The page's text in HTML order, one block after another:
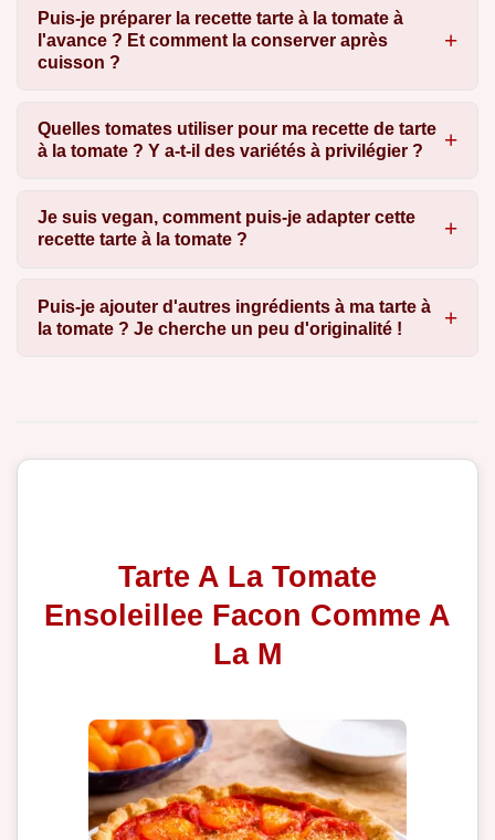
Puis-je préparer la recette tarte à la tomate à
l'avance ? Et comment la conserver après
cuisson ?
Quelles tomates utiliser pour ma recette de tarte
à la tomate ? Y a-t-il des variétés à privilégier ?
Je suis vegan, comment puis-je adapter cette
recette tarte à la tomate ?
Puis-je ajouter d'autres ingrédients à ma tarte à
la tomate ? Je cherche un peu d'originalité !
Tarte A La Tomate
Ensoleillee Facon Comme A
La M